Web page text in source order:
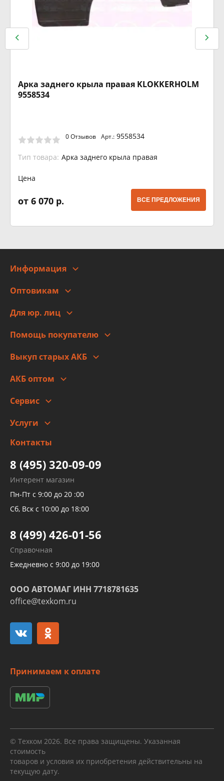
Арка заднего крыла правая KLOKKERHOLM
9558534
0 Отзывов Арт.: 9558534
Тип товара: Арка заднего крыла правая
Цена
от 6 070 р. ВСЕ ПРЕДЛОЖЕНИЯ
Информация
Адреса
Новости
Правовая информация
Оптовикам
Для юр. лиц
Помощь покупателю
Оплата
Гарантии и возврат
Выкуп старых АКБ
АКБ оптом
Сервис
Заправка кондиционера авто
Детейлинг
Услуги
высокого давления
Тормозных трубок
Рукавов гидроусилителей
Рукавов компрессоров и турбин
Трубок кондиционеров
Развертка пайка медных стальных
алюминиевых трубок и штуцеров
Контакты
8 (495) 320-09-09
Интерент магазин
Пн-Пт с 9:00 до 20 :00
Сб, Вск с 10:00 до 18:00
8 (499) 426-01-56
Справочная
Ежедневно с 9:00 до 19:00
ООО АВТОМАГ ИНН 7718781635
office@texkom.ru
Принимаем к оплате
© Техком 2026. Все права защищены. Указанная
стоимость
товаров и условия их приобретения действительны на
текущую дату.